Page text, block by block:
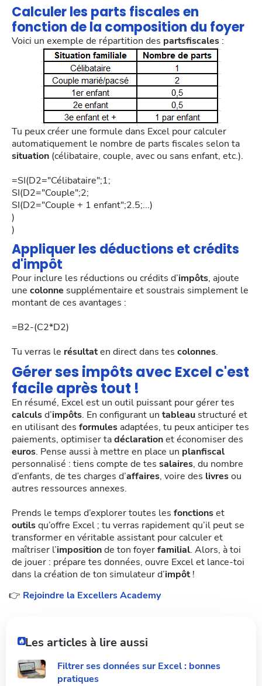
Calculer les parts fiscales en
fonction de la composition du foyer
Voici un exemple de répartition des partsfiscales :
Tu peux créer une formule dans Excel pour calculer
automatiquement le nombre de parts fiscales selon ta
situation (célibataire, couple, avec ou sans enfant, etc.).
=SI(D2="Célibataire";1;
SI(D2="Couple";2;
SI(D2="Couple + 1 enfant";2.5;...)
)
)
Appliquer les déductions et crédits
d'impôt
Pour inclure les réductions ou crédits d’impôts, ajoute
une colonne supplémentaire et soustrais simplement le
montant de ces avantages :
=B2-(C2*D2)
Tu verras le résultaten direct dans tes colonnes.
Gérer ses impôts avec Excel c'est
facile après tout !
En résumé, Excel est un outil puissant pour gérer tes
calculsd’impôts. En configurant un tableau structuré et
en utilisant des formulesadaptées, tu peux anticiper tes
paiements, optimiser tadéclarationet économiser des
euros. Pense aussi à mettre en place un planfiscal
personnalisé : tiens compte de tes salaires, du nombre
d’enfants, de tes charges d’affaires, voire des livresou
autres ressources annexes.
Prends le temps d’explorer toutes les fonctionset
outilsqu’offre Excel ; tu verras rapidement qu’il peut se
transformer en véritable assistant pour calculer et
maîtriser l’impositionde ton foyerfamilial. Alors, à toi
de jouer : prépare tes données, ouvre Excel et lance-toi
dans la création de ton simulateur d’impôt !
👉 Rejoindre la Excellers Academy
Les articles à lire aussi
Filtrer ses données sur Excel : bonnes
pratiques